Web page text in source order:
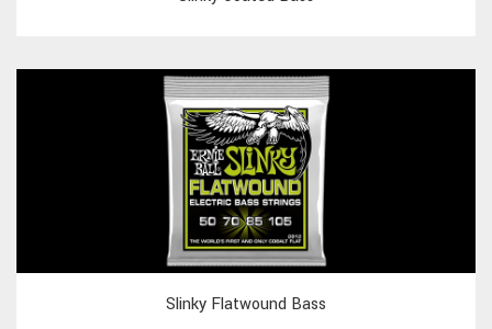
Slinky Flatwound Bass